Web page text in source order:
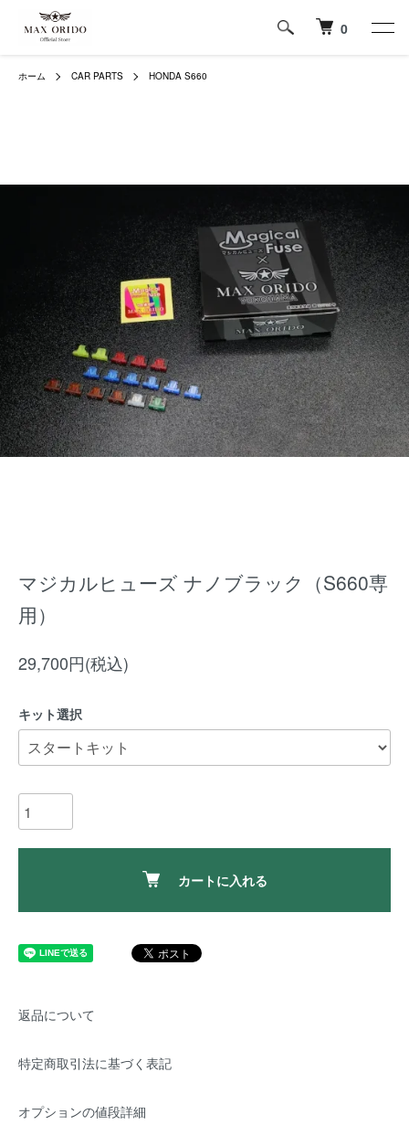
0
ホーム CAR PARTS HONDA S660
マジカルヒューズ ナノブラック（S660専
用）
29,700円(税込)
キット選択
カートに入れる
返品について
特定商取引法に基づく表記
オプションの値段詳細